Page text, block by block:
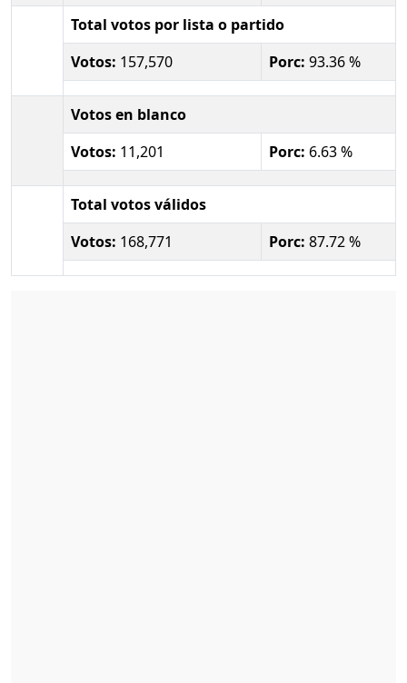
Total votos por lista o partido
Votos: 157,570 Porc: 93.36 %
Votos en blanco
Votos: 11,201 Porc: 6.63 %
Total votos válidos
Votos: 168,771 Porc: 87.72 %